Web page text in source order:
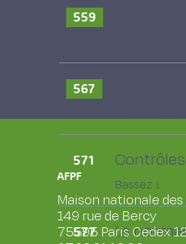
559 Pertes
567
571
Bassez J.
577 La
AFPF
Maison nationale
149 rue de Bercy
75595 Paris Cedex